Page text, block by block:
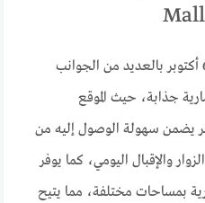
يتميز الاستثمار في مول بارك يارد 6 أكتوبر بالعديد من الجوانب
جذابة، حيث الموقع
للمول في قلب 6 أكتوبر يضمن سهولة الوصول إليه من
والإقبال اليومي، كما يوفر
بمساحات مختلفة، مما يتيح